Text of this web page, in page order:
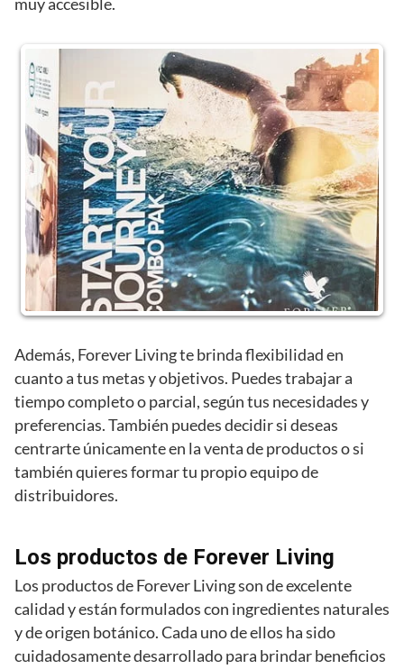
muy accesible.
Además, Forever Living te brinda flexibilidad en
cuanto a tus metas y objetivos. Puedes trabajar a
tiempo completo o parcial, según tus necesidades y
preferencias. También puedes decidir si deseas
centrarte únicamente en la venta de productos o si
también quieres formar tu propio equipo de
distribuidores.
Los productos de Forever Living
Los productos de Forever Living son de excelente
calidad y están formulados con ingredientes naturales
y de origen botánico. Cada uno de ellos ha sido
cuidadosamente desarrollado para brindar beneficios